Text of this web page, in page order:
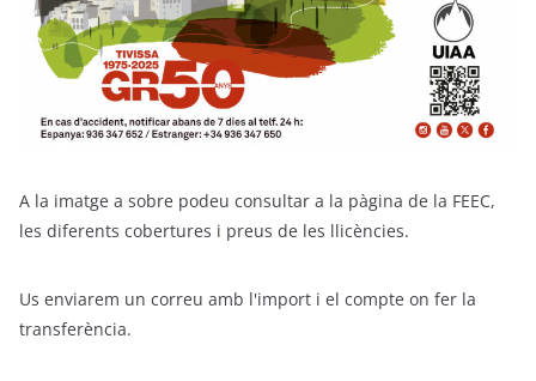
A la imatge a sobre podeu consultar a la pàgina de la FEEC,
les diferents cobertures i preus de les llicències.
Us enviarem un correu amb l'import i el compte on fer la
transferència.